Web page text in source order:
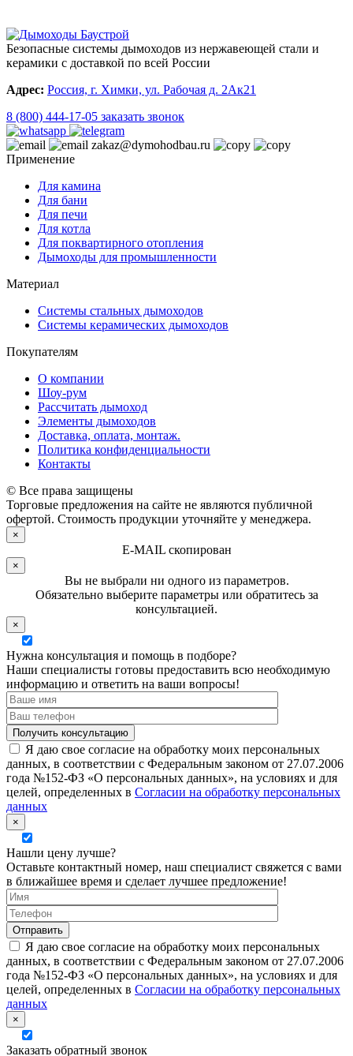
Безопасные системы дымоходов из нержавеющей стали и
керамики с доставкой по всей России
Адрес: Россия, г. Химки, ул. Рабочая д. 2Ак21
8 (800) 444-17-05 заказать звонок
zakaz@dymohodbau.ru
Применение
Для камина
Для бани
Для печи
Для котла
Для поквартирного отопления
Дымоходы для промышленности
Материал
Системы стальных дымоходов
Системы керамических дымоходов
Покупателям
О компании
Шоу-рум
Рассчитать дымоход
Элементы дымоходов
Доставка, оплата, монтаж.
Политика конфиденциальности
Контакты
© Все права защищены
Торговые предложения на сайте не являются публичной
офертой. Стоимость продукции уточняйте у менеджера.
×
E-MAIL скопирован
×
Вы не выбрали ни одного из параметров.
Обязательно выберите параметры или обратитесь за
консультацией.
×
Нужна консультация и помощь в подборе?
Наши специалисты готовы предоставить всю необходимую
информацию и ответить на ваши вопросы!
Я даю свое согласие на обработку моих персональных
данных, в соответствии с Федеральным законом от 27.07.2006
года №152-ФЗ «О персональных данных», на условиях и для
целей, определенных в Согласии на обработку персональных
данных
×
Нашли цену лучше?
Оставьте контактный номер, наш специалист свяжется с вами
в ближайшее время и сделает лучшее предложение!
Я даю свое согласие на обработку моих персональных
данных, в соответствии с Федеральным законом от 27.07.2006
года №152-ФЗ «О персональных данных», на условиях и для
целей, определенных в Согласии на обработку персональных
данных
×
Заказать обратный звонок